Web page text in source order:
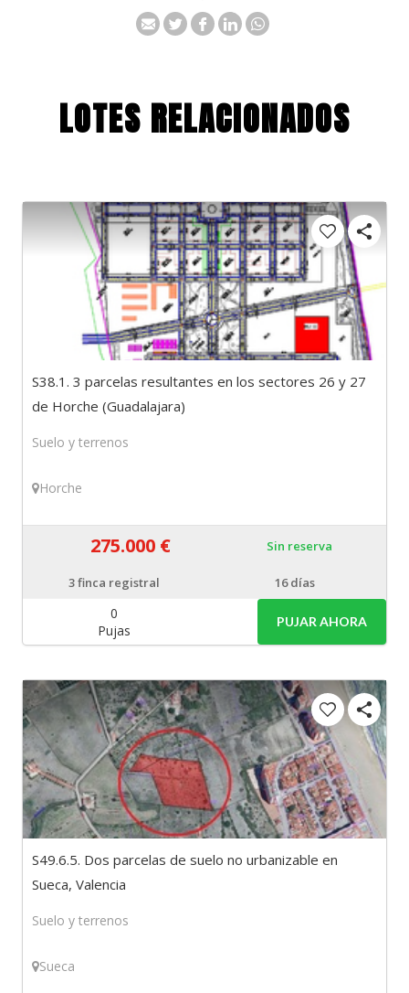
LOTES RELACIONADOS
S38.1. 3 parcelas resultantes en los sectores 26 y 27
de Horche (Guadalajara)
Suelo y terrenos
Horche
275.000 € Sin reserva
3finca registral 16 días
0
Pujas
PUJAR AHORA
S49.6.5. Dos parcelas de suelo no urbanizable en
Sueca, Valencia
Suelo y terrenos
Sueca